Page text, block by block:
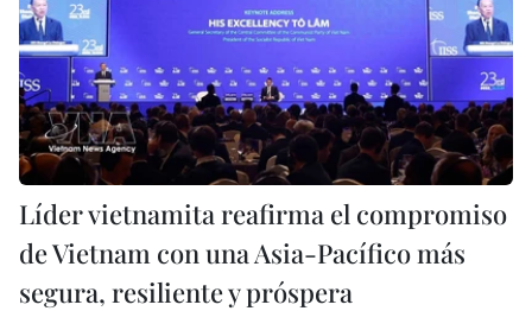
Líder vietnamita reafirma el compromiso
de Vietnam con una Asia-Pacífico más
segura, resiliente y próspera